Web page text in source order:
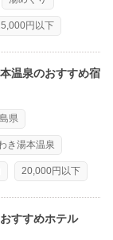
円以下
温泉のおすすめ宿
県
き湯本温泉
20,000円以下
すすめホテル